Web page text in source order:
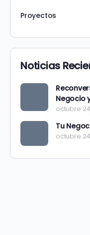
Proyectos
Noticias
Negocio
octubre
Tu
octubre